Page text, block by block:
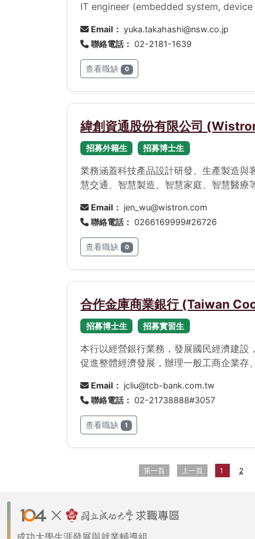
IT engineer (embedded system,
Email： yuka.takahashi@nsw.co.jp
聯絡電話： 02-2181-1639
查看職缺 0
緯創資通股份有限公司
招募外籍生 招募博士生
業務涵蓋科技產品設計研發、生產製造
慧交通、智慧製造、智慧家庭、智慧醫療
Email： jen_wu@wistron.com
聯絡電話： 0266169999#26726
查看職缺 0
合作金庫商業銀行 (Taiwan
招募博士生 招募實習生
本行以經營銀行業務，發展國民經濟建設
促進整體經濟發展，辦理一般工商企業
Email： jcliu@tcb-bank.com.tw
聯絡電話： 02-21738888#3057
查看職缺 1
第一頁 上一頁 1 2